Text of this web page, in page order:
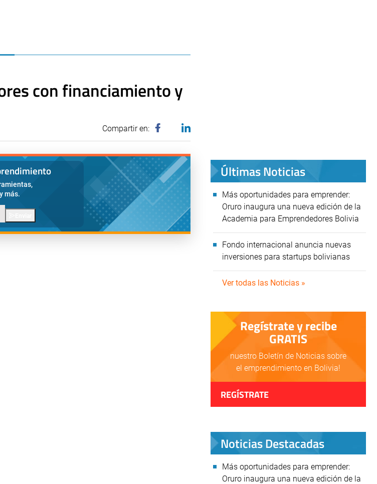
con financiamiento y
Compartir en:
más.
Últimas Noticias
Más oportunidades para emprender:
Oruro inaugura una nueva edición de la
Academia para Emprendedores Bolivia
Fondo internacional anuncia nuevas
inversiones para startups bolivianas
Ver todas las Noticias »
Regístrate y recibe
GRATIS
nuestro Boletín de Noticias sobre
el emprendimiento en Bolivia!
REGÍSTRATE
Noticias Destacadas
Más oportunidades para emprender:
Oruro inaugura una nueva edición de la